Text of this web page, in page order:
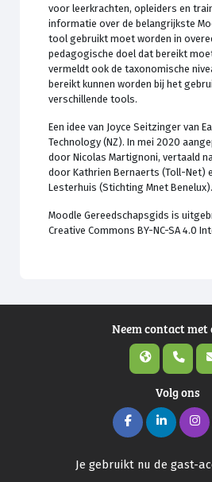
voor leerkrachten, opleiders en
informatie over de belangrijkste
tool gebruikt moet worden in
pedagogische doel dat bereikt
vermeldt ook de taxonomische
bereikt kunnen worden bij het
verschillende tools.
Een idee van Joyce Seitzinger van
Technology (NZ). In mei 2020
door Nicolas Martignoni, vertaald
door Kathrien Bernaerts (Toll-Net)
Lesterhuis (Stichting Mnet Benelux).
Moodle Gereedschapsgids is
Creative Commons BY-NC-SA 4.0
Neem contact met
Volg ons
Je gebruikt nu de gast-